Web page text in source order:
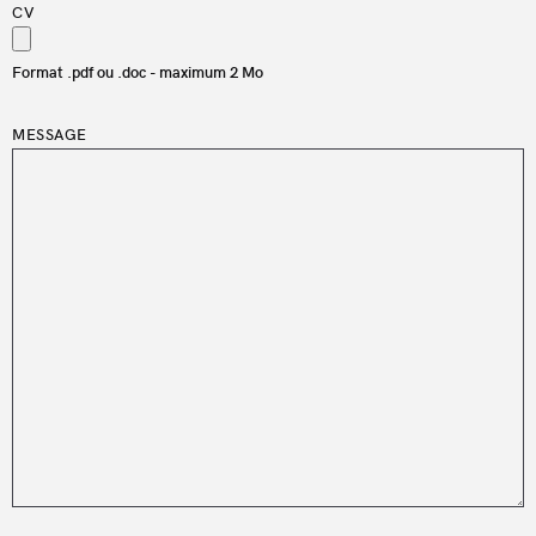
CV
Format .pdf ou .doc - maximum 2 Mo
MESSAGE